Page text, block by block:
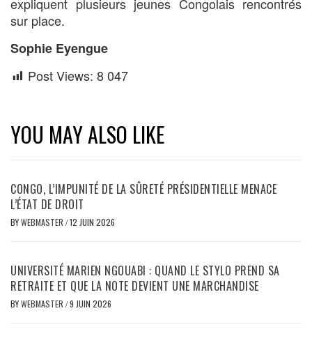
sur place.
Sophie Eyengue
Post Views: 8 047
YOU MAY ALSO LIKE
CONGO, L’IMPUNITÉ DE LA SÛRETÉ PRÉSIDENTIELLE MENACE
L’ÉTAT DE DROIT
BYWEBMASTER /12 JUIN 2026
UNIVERSITÉ MARIEN NGOUABI : QUAND LE STYLO PREND SA
RETRAITE ET QUE LA NOTE DEVIENT UNE MARCHANDISE
BYWEBMASTER /9 JUIN 2026